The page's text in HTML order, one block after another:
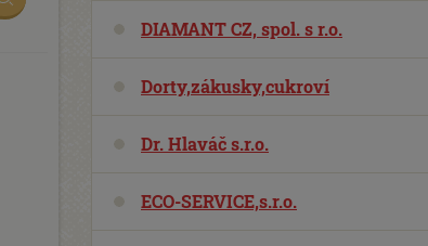
DIAMANT CZ, spol. s r.o.
Dorty,zákusky,cukroví
Dr. Hlaváč s.r.o.
ECO-SERVICE,s.r.o.